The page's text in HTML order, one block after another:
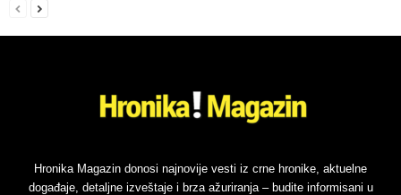
Hronika Magazin donosi najnovije vesti iz crne hronike, aktuelne
događaje, detaljne izveštaje i brza ažuriranja – budite informisani u